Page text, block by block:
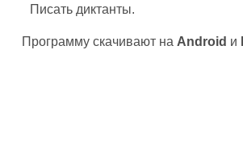
Писать диктанты.
Программу скачивают на Android и